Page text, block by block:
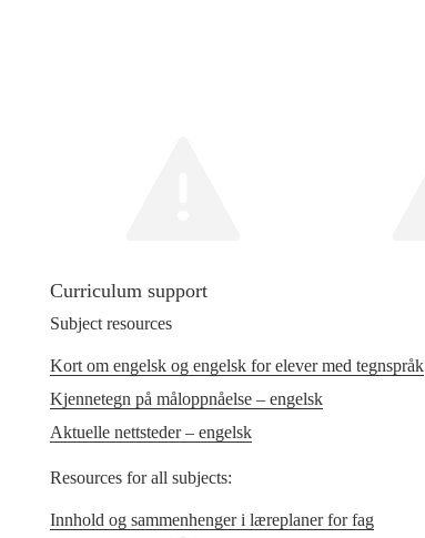
Curriculum support
Subject resources
Kort om engelsk og engelsk for elever med tegnspråk
Kjennetegn på måloppnåelse – engelsk
Aktuelle nettsteder – engelsk
Resources for all subjects:
Innhold og sammenhenger i læreplaner for fag